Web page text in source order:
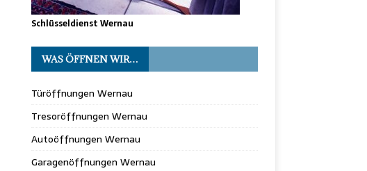
Schlüsseldienst Wernau
WAS ÖFFNEN WIR…
Türöffnungen Wernau
Tresoröffnungen Wernau
Autoöffnungen Wernau
Garagenöffnungen Wernau